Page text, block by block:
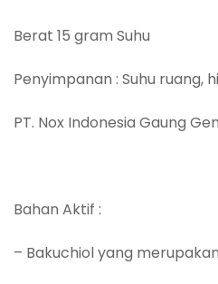
Berat 15 gram Suhu
Penyimpanan : Suhu ruang,
PT. Nox Indonesia Gaung
Bahan Aktif :
– Bakuchiol yang